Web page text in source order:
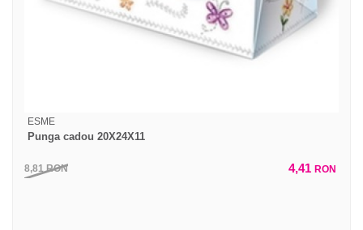
ESME
Punga cadou 20X24X11
8,81RON 4,41 RON